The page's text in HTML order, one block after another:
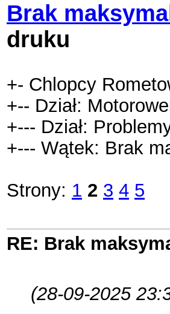
Brak
druku
+- Chlopcy
+-- Dział:
+--- Dział:
+--- Wątek: Brak
Strony: 1 2 3 4 5
RE: Brak
(28-09-2025